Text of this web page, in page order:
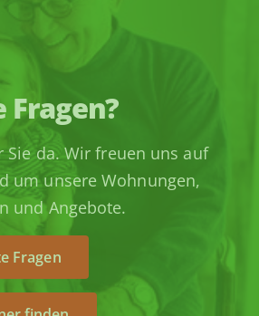
Fragen?
da. Wir freuen uns auf
um unsere Wohnungen,
und Angebote.
Fragen